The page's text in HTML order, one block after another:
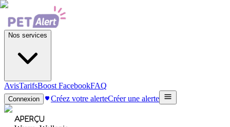
Nos services
AvisTarifsBoost FacebookFAQ
Connexion Créez votre alerteCréer une alerte
APERÇU